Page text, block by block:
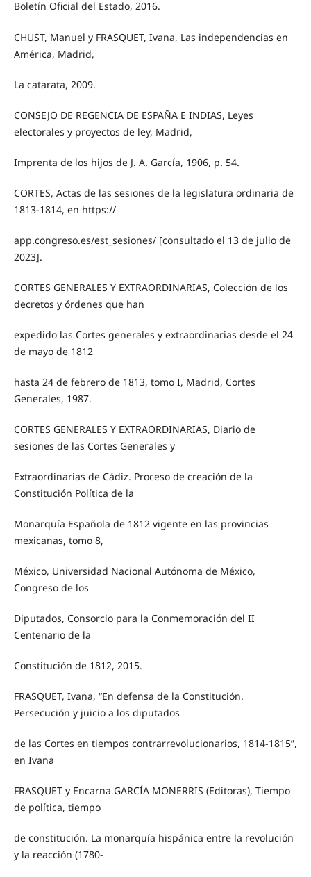
Boletín Oficial del Estado, 2016.
CHUST, Manuel y FRASQUET, Ivana, Las independencias en
América, Madrid,
La catarata, 2009.
CONSEJO DE REGENCIA DE ESPAÑA E INDIAS, Leyes
electorales y proyectos de ley, Madrid,
Imprenta de los hijos de J. A. García, 1906, p. 54.
CORTES, Actas de las sesiones de la legislatura ordinaria de
1813-1814, en https://
app.congreso.es/est_sesiones/ [consultado el 13 de julio de
2023].
CORTES GENERALES Y EXTRAORDINARIAS, Colección de los
decretos y órdenes que han
expedido las Cortes generales y extraordinarias desde el 24
de mayo de 1812
hasta 24 de febrero de 1813, tomo I, Madrid, Cortes
Generales, 1987.
CORTES GENERALES Y EXTRAORDINARIAS, Diario de
sesiones de las Cortes Generales y
Extraordinarias de Cádiz. Proceso de creación de la
Constitución Política de la
Monarquía Española de 1812 vigente en las provincias
mexicanas, tomo 8,
México, Universidad Nacional Autónoma de México,
Congreso de los
Diputados, Consorcio para la Conmemoración del II
Centenario de la
Constitución de 1812, 2015.
FRASQUET, Ivana, “En defensa de la Constitución.
Persecución y juicio a los diputados
de las Cortes en tiempos contrarrevolucionarios, 1814-1815”,
en Ivana
FRASQUET y Encarna GARCÍA MONERRIS (Editoras), Tiempo
de política, tiempo
de constitución. La monarquía hispánica entre la revolución
y la reacción (1780-